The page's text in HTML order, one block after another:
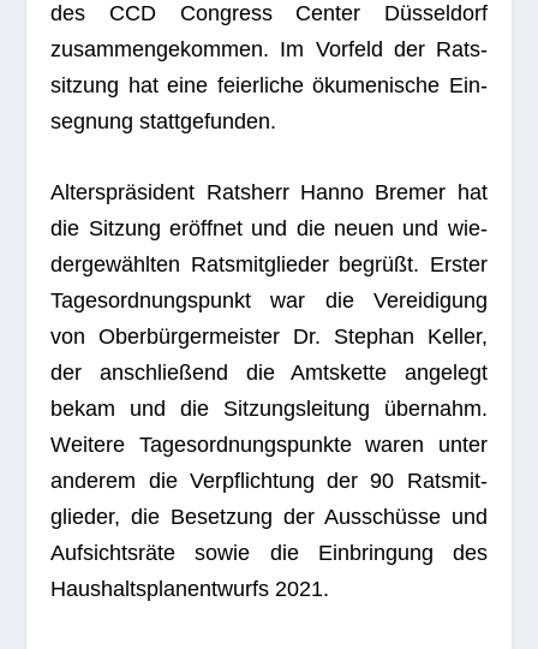
des CCD Con­gress Cen­ter Düs­sel­dorf
zusam­men­ge­kom­men. Im Vor­feld der Rats­
sit­zung hat eine fei­er­li­che öku­me­ni­sche Ein­
seg­nung stattgefunden.
Alters­prä­si­dent Rats­herr Hanno Bre­mer hat
die Sit­zung eröff­net und die neuen und wie­
der­ge­wähl­ten Rats­mit­glie­der begrüßt. Ers­ter
Tages­ord­nungs­punkt war die Ver­ei­di­gung
von Ober­bür­ger­meis­ter Dr. Ste­phan Kel­ler,
der anschlie­ßend die Amts­kette ange­legt
bekam und die Sit­zungs­lei­tung über­nahm.
Wei­tere Tages­ord­nungs­punkte waren unter
ande­rem die Ver­pflich­tung der 90 Rats­mit­
glie­der, die Beset­zung der Aus­schüsse und
Auf­sichts­räte sowie die Ein­brin­gung des
Haus­halts­plan­ent­wurfs 2021.